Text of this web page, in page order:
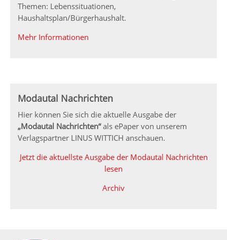
Themen: Lebenssituationen,
Haushaltsplan/Bürgerhaushalt.
Mehr Informationen
Modautal Nachrichten
Hier können Sie sich die aktuelle Ausgabe der
„Modautal Nachrichten“als ePaper von unserem
Verlagspartner LINUS WITTICH anschauen.
Jetzt die aktuellste Ausgabe der Modautal Nachrichten
lesen
Archiv